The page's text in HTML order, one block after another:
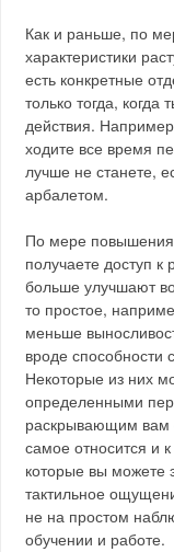
Как и раньше, по
характеристики
есть конкретные
только тогда,
действия.
ходите все время
лучше не станете,
арбалетом.
По мере повышения
получаете доступ
больше улучшают
то простое,
меньше
вроде способности
Некоторые из них
определенными
раскрывающим вам
самое относится и
которые вы можете
тактильное
не на простом
обучении и работе.